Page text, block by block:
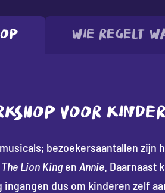
Wie regelt
VOOR
bezoekersaantallen
The Lion Kingen Annie. Daarnaast
ingangen dus om kinderen zelf